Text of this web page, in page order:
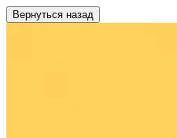
Вернуться назад